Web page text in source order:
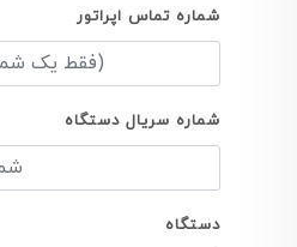
شماره تماس اپراتور
شماره سریال دستگاه
دستگاه